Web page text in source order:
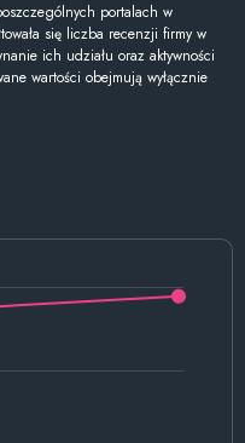
portalach w
się liczba recenzji firmy w
ich udziału oraz aktywności
wartości obejmują wyłącznie